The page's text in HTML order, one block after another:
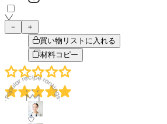
－
＋
買い物リストに入れる
材料コピー